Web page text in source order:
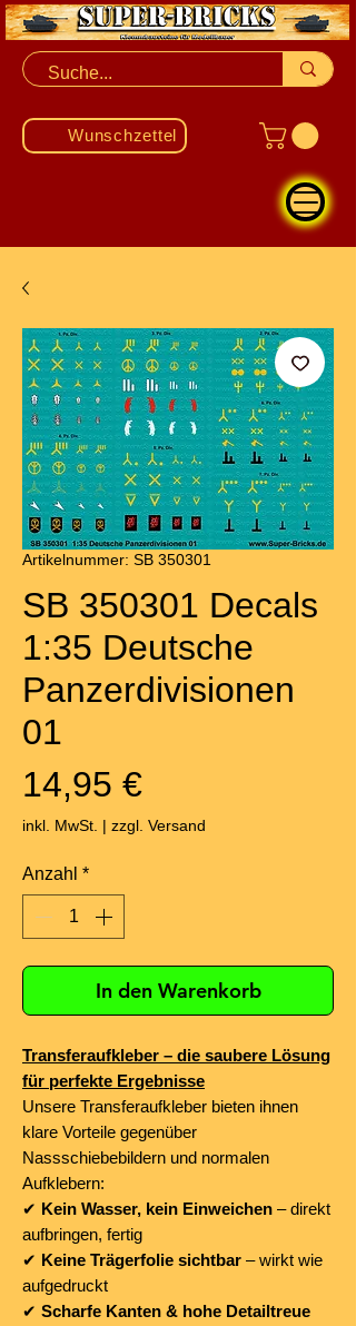
Wunschzettel
Artikelnummer: SB 350301
SB 350301 Decals
1:35 Deutsche
Panzerdivisionen
01
14,95 €Preis
inkl. MwSt. | zzgl. Versand
Anzahl *
In den Warenkorb
Transferaufkleber – die saubere Lösung
für perfekte Ergebnisse
Unsere Transferaufkleber bieten ihnen
klare Vorteile gegenüber
Nassschiebebildern und normalen
Aufklebern:
✔ Kein Wasser, kein Einweichen – direkt
aufbringen, fertig
✔ Keine Trägerfolie sichtbar – wirkt wie
aufgedruckt
✔ Scharfe Kanten & hohe Detailtreue